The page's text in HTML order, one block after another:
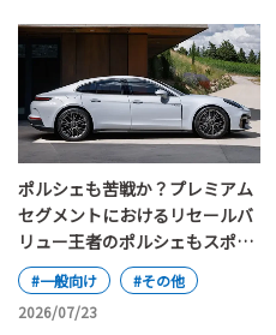
ポルシェも苦戦か？プレミアム
セグメントにおけるリセールバ
リュー王者のポルシェもスポー
ツカーと主流のSUV、電気自動
車と内燃機関車の間で揺れ動い
ている
#一般向け
#その他
2026/07/23